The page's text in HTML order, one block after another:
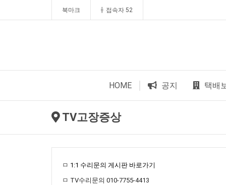
북마크 접속자 52
HOME 공지 택배
TV고장증상
ㅁ 1:1 수리문의 게시판 바로가기
ㅁ TV수리문의 010-7755-4413